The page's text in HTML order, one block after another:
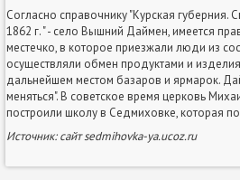
Согласно справочнику "Курская губерния.
1862 г. " - село Вышний Даймен, имеется
местечко, в которое приезжали люди из
осуществляли обмен продуктами и
дальнейшем местом базаров и ярмарок.
меняться". В советское время церковь
построили школу в Седмиховке, которая
Источник: сайт sedmihovka-ya.ucoz.ru